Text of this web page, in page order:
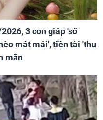
3 con giáp 'số
mát mái', tiền tài 'thu
mãn